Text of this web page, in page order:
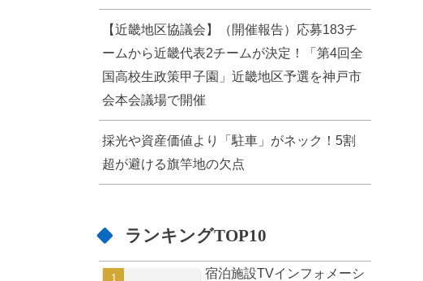
【近畿地区協議会】（開催報告）応募183チ
ームから近畿代表2チームが決定！「第4回全
国高校生政策甲子園」近畿地区予選を神戸市
会本会議場で開催
採光や資産価値より「駐車」がネック！5割
超が避ける旗竿地の欠点
ランキングTOP10
宿泊施設TVインフォメーシ